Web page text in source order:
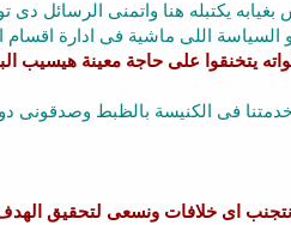
يكتبله هنا واتمنى الرسائل دى
اللى ماشية فى ادارة
يتخنقوا على حاجة معينة هيسيب
خدمتنا فى الكنيسة بالظبط
اى خلافات ونسعى لتحقيق